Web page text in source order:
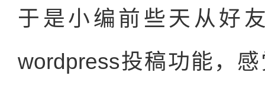
于是小编前些天从好
wordpress投稿功能，